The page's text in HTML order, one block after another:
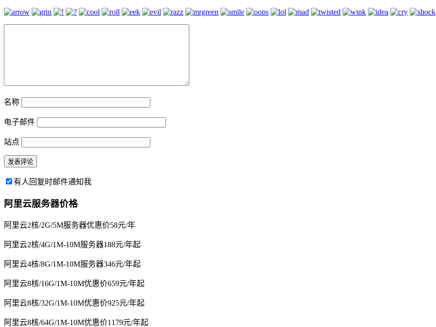
名称
电子邮件
站点
有人回复时邮件通知我
阿里云服务器价格
阿里云2核/2G/5M服务器优惠价58元/年
阿里云2核/4G/1M-10M服务器188元/年起
阿里云4核/8G/1M-10M服务器346元/年起
阿里云8核/16G/1M-10M优惠价659元/年起
阿里云8核/32G/1M-10M优惠价925元/年起
阿里云8核/64G/1M-10M优惠价1179元/年起